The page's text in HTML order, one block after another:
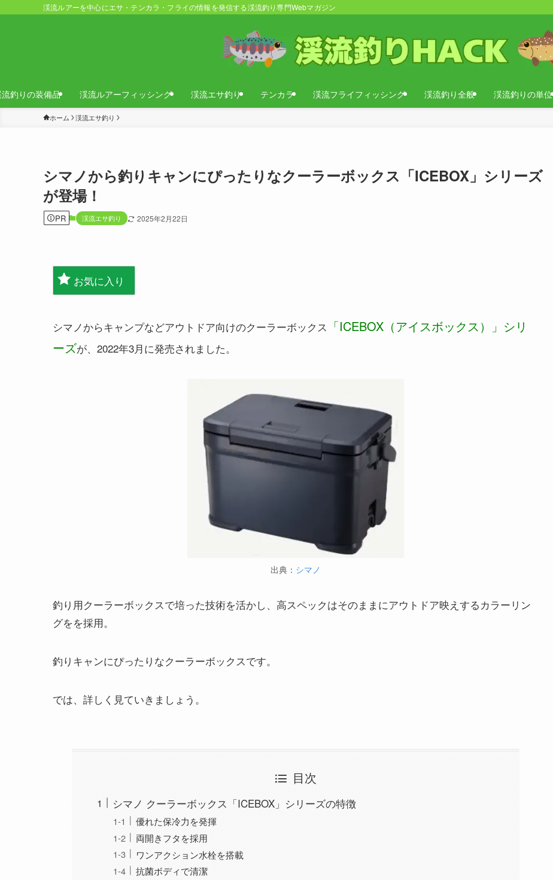
渓流ルアーを中心にエサ・テンカラ・フライの情報を発信する渓流釣り専門Webマガジン
釣りの装備品 渓流ルアーフィッシング 渓流エサ釣り テンカラ 渓流フライフィッシング 渓流釣り全般 渓流釣りの単位
ホーム 渓流エサ釣り
シマノから釣りキャンにぴったりなクーラーボックス「ICEBOX」シリーズ
が登場！
PR 渓流エサ釣り 2025年2月22日
お気に入り
シマノからキャンプなどアウトドア向けのクーラーボックス 「ICEBOX（アイスボックス）」シリ
ーズが、2022年3月に発売されました。
出典： シマノ
釣り用クーラーボックスで培った技術を活かし、高スペックはそのままにアウトドア映えするカラーリン
グをを採用。
釣りキャンにぴったりなクーラーボックスです。
では、詳しく見ていきましょう。
目次
シマノ クーラーボックス「ICEBOX」シリーズの特徴
優れた保冷力を発揮
両開きフタを採用
ワンアクション水栓を搭載
抗菌ボディで清潔